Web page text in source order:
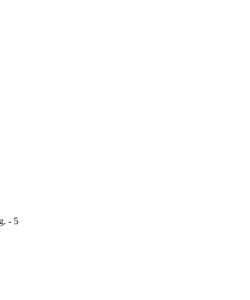
- 5